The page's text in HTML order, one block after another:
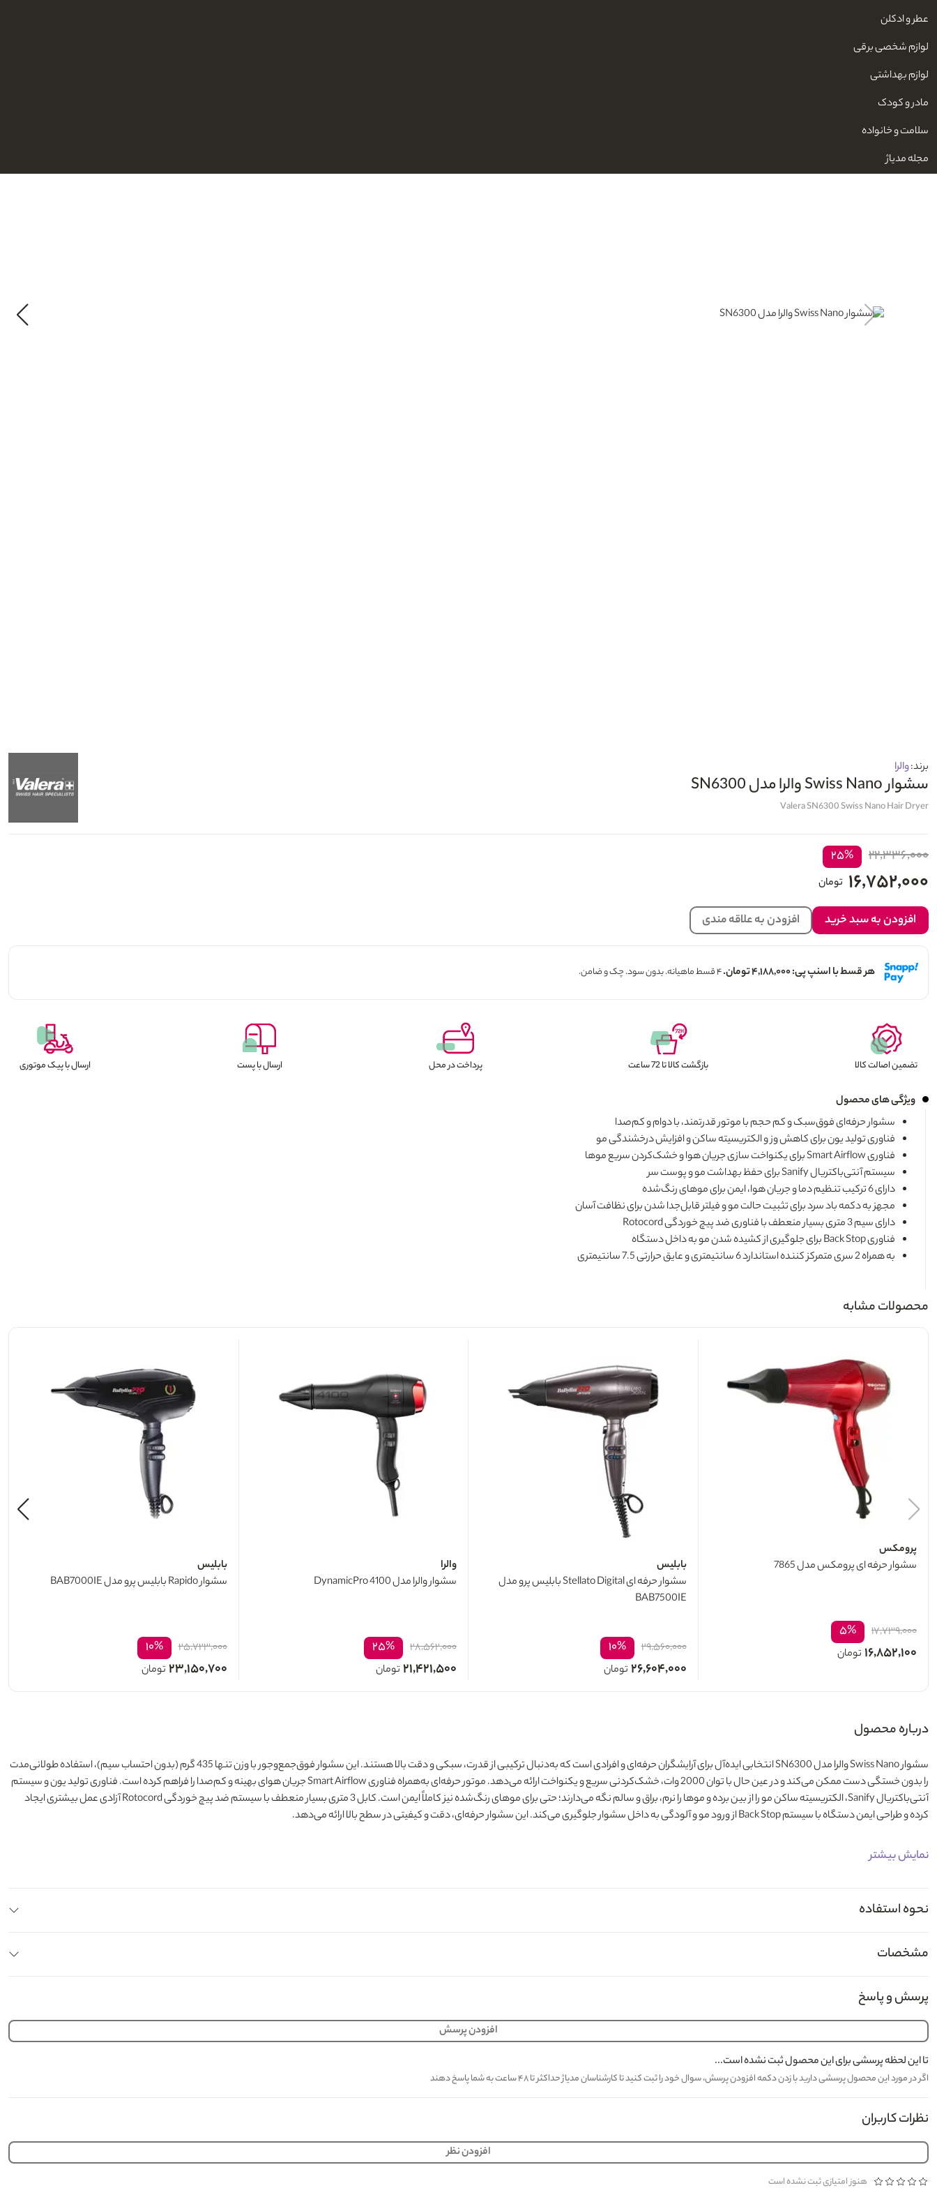
عطر و ادکلن
لوازم شخصی برقی
لوازم بهداشتی
مادر و کودک
سلامت و خانواده
مجله مدیاژ
برند:والرا
سشوار Swiss Nano والرا مدل SN6300
Valera SN6300 Swiss Nano Hair Dryer
۲۲,۳۳۶,۰۰۰ ۲۵%
۱۶,۷۵۲,۰۰۰ تومان
افزودن به سبد خرید افزودن به علاقه مندی
هر قسط با اسنپ پی: ۴,۱۸۸,۰۰۰ تومان. ۴ قسط ماهیانه. بدون سود. چک و ضامن.
تضمین اصالت کالا بازگشت کالا تا 72 ساعت پرداخت در محل ارسال با پست ارسال با پیک موتوری
ویژگی های محصول
سشوار حرفه‌ای فوق‌سبک و کم حجم با موتور قدرتمند، با دوام و کم‌صدا
فناوری تولید یون برای کاهش وز و الکتریسیته ساکن و افزایش درخشندگی مو
فناوری Smart Airflow برای یکنواخت سازی جریان هوا و خشک‌کردن سریع موها
سیستم آنتی‌باکتریال Sanify برای حفظ بهداشت مو و پوست سر
دارای 6 ترکیب تنظیم دما و جریان هوا، ایمن برای موهای رنگ‌شده
مجهز به دکمه باد سرد برای تثبیت حالت مو و فیلتر قابل‌جدا شدن برای نظافت آسان
دارای سیم 3 متری بسیار منعطف با فناوری ضد پیچ خوردگی Rotocord
فناوری Back Stop برای جلوگیری از کشیده شدن مو به داخل دستگاه
به همراه 2 سری متمرکز کننده استاندارد 6 سانتیمتری و عایق حرارتی 7.5 سانتیمتری
محصولات مشابه
پرومکس
سشوار حرفه ای پرومکس مدل 7865
۱۷,۷۳۹,۰۰۰ ۵%
۱۶,۸۵۲,۱۰۰ تومان
بابلیس
سشوار حرفه ای Stellato Digital بابلیس پرو مدل
BAB7500IE
۲۹,۵۶۰,۰۰۰ ۱۰%
۲۶,۶۰۴,۰۰۰ تومان
والرا
سشوار والرا مدل DynamicPro 4100
۲۸,۵۶۲,۰۰۰ ۲۵%
۲۱,۴۲۱,۵۰۰ تومان
بابلیس
سشوار Rapido بابلیس پرو مدل BAB7000IE
۲۵,۷۲۳,۰۰۰ ۱۰%
۲۳,۱۵۰,۷۰۰ تومان
درباره محصول
سشوار Swiss Nano والرا مدل SN6300
انتخابی ایده‌آل برای آرایشگران حرفه‌ای و افرادی است که به‌دنبال ترکیبی از قدرت، سبکی و دقت بالا هستند. این سشوار فوق‌جمع‌وجور با وزن تنها 435 گرم (بدون احتساب سیم)، استفاده طولانی‌مدت
را بدون خستگی دست ممکن می‌کند و در عین حال با توان 2000 وات، خشک‌کردنی سریع و یکنواخت ارائه می‌دهد. موتور حرفه‌ای به‌همراه فناوری Smart Airflow جریان هوای بهینه و کم‌صدا را فراهم کرده است. فناوری تولید یون و سیستم
آنتی‌باکتریال Sanify، الکتریسیته ساکن مو را از بین برده و موها را نرم، براق و سالم نگه می‌دارند؛ حتی برای موهای رنگ‌شده نیز کاملاً ایمن است. کابل 3 متری بسیار منعطف با سیستم ضد پیچ خوردگی Rotocord آزادی عمل بیشتری ایجاد
کرده و طراحی ایمن دستگاه با سیستم Back Stop از ورود مو و آلودگی به داخل سشوار جلوگیری می‌کند. این سشوار حرفه‌ای، دقت و کیفیتی در سطح بالا ارائه می‌دهد.
نمایش بیشتر
نحوه استفاده
مشخصات
پرسش و پاسخ
افزودن پرسش
تا این لحظه پرسشی برای این محصول ثبت نشده است...
اگر در مورد این محصول پرسشی دارید با زدن دکمه افزودن پرسش، سوال خود را ثبت کنید تا کارشناسان مدیاژ حداکثر تا ۴۸ ساعت به شما پاسخ دهند
نظرات کاربران
افزودن نظر
هنوز امتیازی ثبت نشده است